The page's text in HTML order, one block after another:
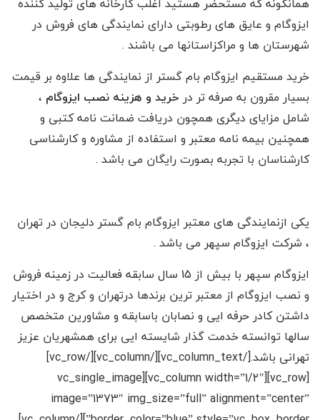
ایزوگام و عایق های رطوبتی دارای نمایندگی های فروش در
شهرستان ها و مراکزاستانها می باشند .
خرید مستقیم ایزوگام بام گستر از نمایندگی ها علاوه بر قیمت
بسیار مقرون به صرفه تر در خرید و هزینه نصب ایزوگام ،
شامل مزایای دیگری همچون دریافت ضمانت نامه کتبی و
همچنین بیمه نامه معتبر و استفاده از مشاوره و کارشناسی
کارشناسان با تجربه بصورت رایگان می باشد .
یکی ازنمایندگی های معتبر ایزوگام بام گستر دلیجان در تهران
، شرکت ایزوگام سپهر می باشد .
ایزوگام سپهر با بیش از 15 سال سابقه فعالیت در زمینه فروش
و نصب ایزوگام از معتبر ترین برندها درتهران و کرج و در اختیار
داشتن کادر حرفه ایی و نصابان باسابقه و مشاورین متخصص
سالها توانسته خدمت گذار شایسته ایی برای همشهریان عزیز
تهرانی باشد.[/vc_column_text][/vc_column][/vc_row]
[vc_row][vc_column width=”1/2″][vc_single_image
image=”1373″ img_size=”full” alignment=”center”